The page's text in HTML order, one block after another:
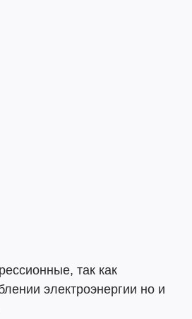
так как
электроэнергии но и